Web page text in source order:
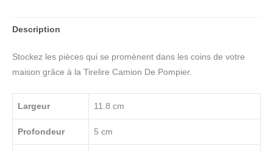
Description
Stockez les pièces qui se promènent dans les coins de votre
maison grâce à la Tirelire Camion De Pompier.
Largeur 11.8 cm
Profondeur 5 cm